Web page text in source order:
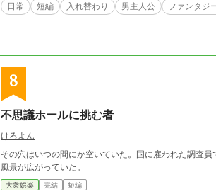
日常 短編 入れ替わり 男主人公 ファンタジ
8
不思議ホールに挑む者
けろよん
その穴はいつの間にか空いていた。国に雇われた調査
風景が広がっていた。
大衆娯楽 完結 短編